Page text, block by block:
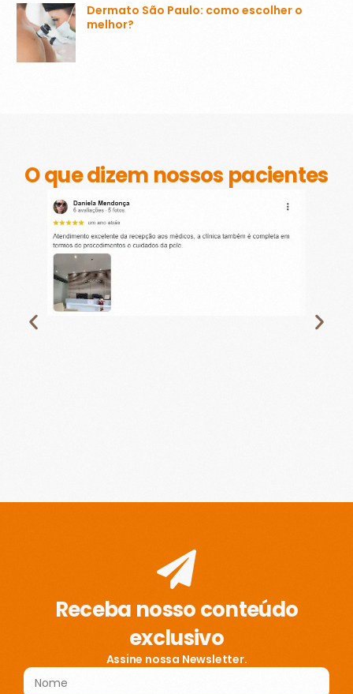
Dermato São Paulo: como escolher o
melhor?
O que dizem nossos pacientes
Receba nosso conteúdo
exclusivo
Assine nossa Newsletter.